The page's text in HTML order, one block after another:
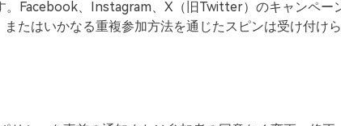
Facebook、Instagram、X（旧Twitter）のキャンペー
たはいかなる重複参加方法を通じたスピンは受け付けら